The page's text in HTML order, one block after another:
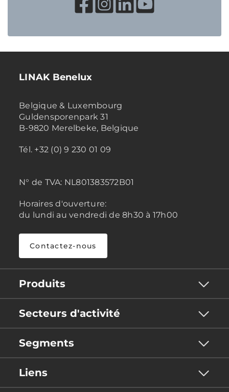
LINAK Benelux
Belgique & Luxembourg
Guldensporenpark 31
B-9820 Merelbeke, Belgique
Tél. +32 (0) 9 230 01 09
N° de TVA: NL801383572B01
Horaires d'ouverture:
du lundi au vendredi de 8h30 à 17h00
Contactez-nous
Produits
Secteurs d'activité
Segments
Liens